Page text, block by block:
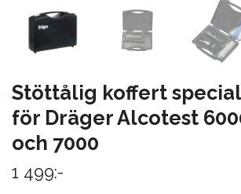
Stöttålig koffert
för Dräger Alcotest
och 7000
1 499:-